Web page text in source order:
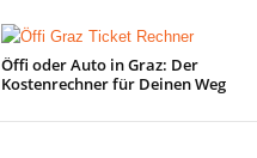
Öffi oder Auto in Graz: Der
Kostenrechner für Deinen Weg